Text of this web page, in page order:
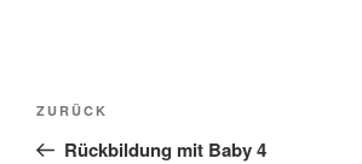
Beitragsnavigation
Vorheriger
Beitrag
ZURÜCK
Rückbildung mit Baby 4